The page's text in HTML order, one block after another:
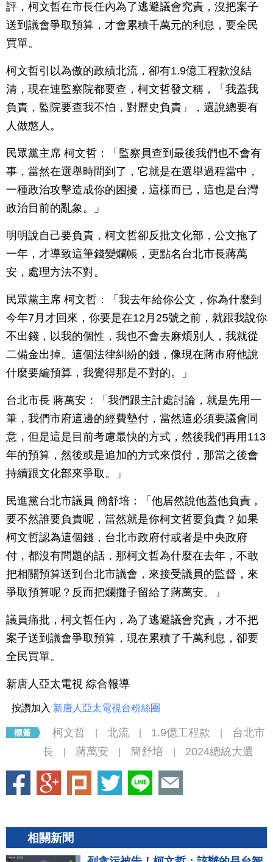
評，柯文哲在市長任內為了逃避議會究責，沒把案子
送到議會爭取預算，才會累積千萬元的利息，要全民
買單。
柯文哲引以為傲的政績北流，卻有1.9億工程款沒結
清，現在連監察院都要查，柯文哲發文稱，「我蓋我
負責，監院要查我不怕，對歷史負責」，還說總要有
人做憨人。
民眾黨主席 柯文哲：「監察員查到最後我們也不會有
事，當然在選舉時間到了，它就是在選舉過程當中，
一種政治攻擊造成你的困擾，這樣而已，這也是台灣
政治目前的亂象。」
明明說自己要負責，柯文哲卻反批文化部，公文拖了
一年，才導致這筆錢變爛帳，更點名台北市長蔣萬
安，處理方法不對。
民眾黨主席 柯文哲：「我去年給你公文，你為什麼到
今年7月才回來，你要是在12月25號之前，就跟我說你
不出錢，以我的個性，我也不會去麻煩別人，我就從
二備金出掉。這個法律糾紛的錢，像現在蔣市府他說
什麼要編預算，我覺得那是不對的。」
台北市長 蔣萬安：「我們跟主計處討論，就是先用一
筆，我們市府這邊的經費墊付，當然這必須要議會同
意，但是這是目前考慮最快的方式，然後我們再用113
年的預算，然後或是追加的方式來償付，那當之後會
持續跟文化部來爭取。」
民進黨台北市議員 簡舒培：「他居然說他蓋他負責，
要不然誰要負責呢，當然就是你柯文哲要負責？如果
柯文哲認為這個錢，台北市政府付或者是中央政府
付，都沒有問題的話，那柯文哲為什麼在去年，不敢
把相關預算送到台北市議會，來接受議員的監督，來
爭取預算呢？反而把爛攤子留給了蔣萬安。」
議員痛批，柯文哲任內，為了逃避議會究責，才不把
案子送到議會爭取預算，現在累積了千萬利息，卻要
全民買單。
新唐人亞太電視 綜合報導
按讚加入 新唐人亞太電視台粉絲團
柯文哲 北流 1.9億工程款
台北市
長
蔣萬安 簡舒培 2024總統大選
相關新聞